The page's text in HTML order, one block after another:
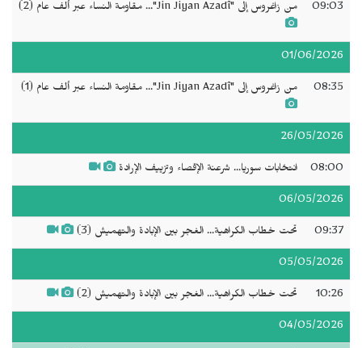
09:03 من زاغروس إلى "Jin Jiyan Azadî"... مقاومة النساء عبر ألف عام (2)
01/06/2026
08:35 من زاغروس إلى "Jin Jiyan Azadî"... مقاومة النساء عبر ألف عام (1)
26/05/2026
08:00 انتخابات سوريا... شرعنة الإقصاء وتزييف الإرادة
06/05/2026
09:37 تحت خطاب الكراهية... الغجر بين الإبادة والتهميش (3)
05/05/2026
10:26 تحت خطاب الكراهية... الغجر بين الإبادة والتهميش (2)
04/05/2026